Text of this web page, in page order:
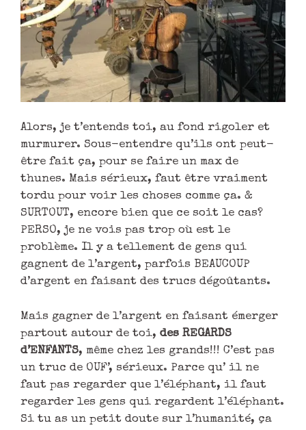
Alors, je t’entends toi, au fond rigoler et
murmurer. Sous-entendre qu’ils ont peut-
être fait ça, pour se faire un max de
thunes. Mais sérieux, faut être vraiment
tordu pour voir les choses comme ça. &
SURTOUT, encore bien que ce soit le cas?
PERSO, je ne vois pas trop où est le
problème. Il y a tellement de gens qui
gagnent de l’argent, parfois BEAUCOUP
d’argent en faisant des trucs dégoûtants.
Mais gagner de l’argent en faisant émerger
partout autour de toi, des REGARDS
d’ENFANTS, même chez les grands!!! C’est pas
un truc de OUF’, sérieux. Parce qu’ il ne
faut pas regarder que l’éléphant, il faut
regarder les gens qui regardent l’éléphant.
Si tu as un petit doute sur l’humanité, ça